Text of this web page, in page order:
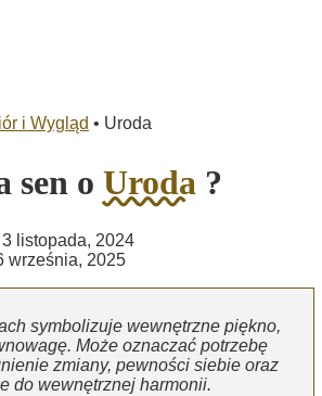
i Wygląd • Uroda
sen o Uroda ?
listopada, 2024
września, 2025
symbolizuje wewnętrzne piękno,
Może oznaczać potrzebę
zmiany, pewności siebie oraz
do wewnętrznej harmonii.